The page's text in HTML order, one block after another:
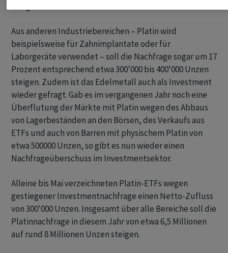
Aus anderen Industriebereichen – Platin wird
beispielsweise für Zahnimplantate oder für
Laborgeräte verwendet – soll die Nachfrage sogar um 17
Prozent entsprechend etwa 300'000 bis 400'000 Unzen
steigen. Zudem ist das Edelmetall auch als Investment
wieder gefragt. Gab es im vergangenen Jahr noch eine
Überflutung der Märkte mit Platin wegen des Abbaus
von Lagerbeständen an den Börsen, des Verkaufs aus
ETFs und auch von Barren mit physischem Platin von
etwa 500000 Unzen, so gibt es nun wieder einen
Nachfrageüberschuss im Investmentsektor.
Alleine bis Mai verzeichneten Platin-ETFs wegen
gestiegener Investmentnachfrage einen Netto-Zufluss
von 300'000 Unzen. Insgesamt über alle Bereiche soll die
Platinnachfrage in diesem Jahr von etwa 6,5 Millionen
auf rund 8 Millionen Unzen steigen.